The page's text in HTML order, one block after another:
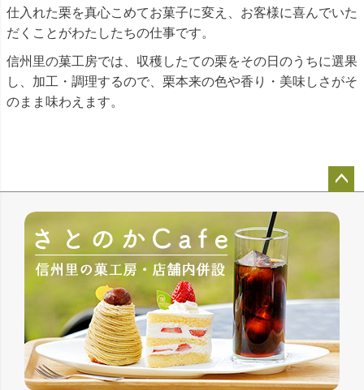
仕入れた栗を真心こめてお菓子に変え、お客様に喜んでいた
だくことがわたしたちの仕事です。
信州里の菓工房では、収穫したての栗をその日のうちに選果
し、加工・調理するので、栗本来の色や香り・美味しさがそ
のまま味わえます。
ジト